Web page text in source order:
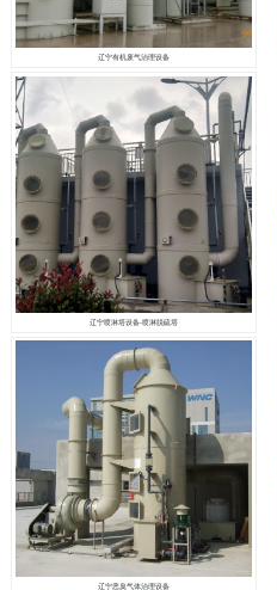
辽宁有机废气治理设备
辽宁喷淋塔设备-喷淋脱硫塔
辽宁恶臭气体治理设备